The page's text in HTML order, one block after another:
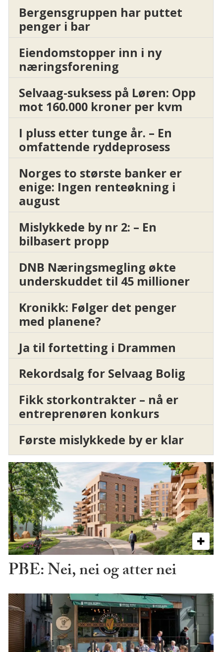
Bergensgruppen har puttet
penger i bar
Eiendomstopper inn i ny
næringsforening
Selvaag-suksess på Løren: Opp
mot 160.000 kroner per kvm
I pluss etter tunge år. – En
omfattende ryddeprosess
Norges to største banker er
enige: Ingen renteøkning i
august
Mislykkede by nr 2: – En
bilbasert propp
DNB Næringsmegling økte
underskuddet til 45 millioner
Kronikk: Følger det penger
med planene?
Ja til fortetting i Drammen
Rekordsalg for Selvaag Bolig
Fikk storkontrakter – nå er
entreprenøren konkurs
Første mislykkede by er klar
PBE: Nei, nei og atter nei